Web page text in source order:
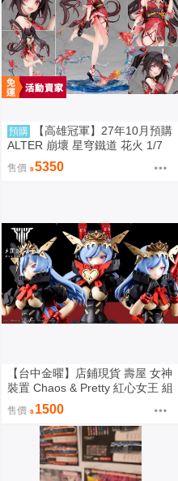
預購
【高雄冠軍】27年10月預購
ALTER 崩壞 星穹鐵道 花火 1/7
附特典 免訂金0904
售價 5350
【台中金曜】店鋪現貨 壽屋 女神
裝置 Chaos & Pretty 紅心女王 組
裝模型
售價 1500